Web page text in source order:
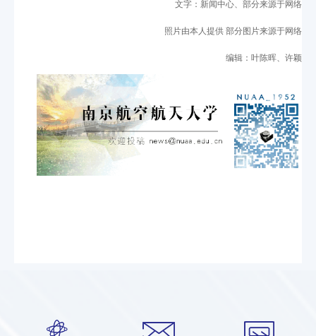
文字：新闻中心、部分来源于网络
照片由本人提供 部分图片来源于网络
编辑：叶陈晖、许颖